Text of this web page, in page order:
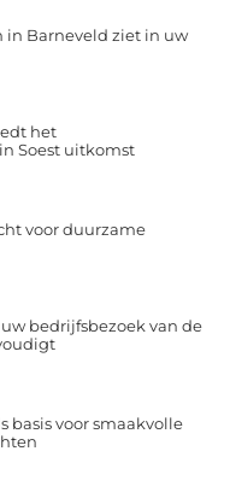
in Barneveld ziet in uw
het
Soest uitkomst
voor duurzame
bedrijfsbezoek van de
basis voor smaakvolle